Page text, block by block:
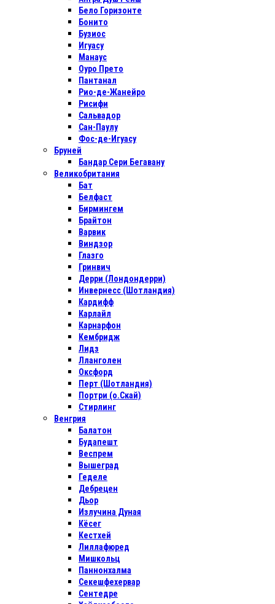
Бело Горизонте
Бонито
Бузиос
Игуасу
Манаус
Оуро Прето
Пантанал
Рио-де-Жанейро
Рисифи
Сальвадор
Сан-Паулу
Фос-де-Игуасу
Бруней
Бандар Сери Бегавану
Великобритания
Бат
Белфаст
Бирмингем
Брайтон
Варвик
Виндзор
Глазго
Гринвич
Дерри (Лондондерри)
Инвернесс (Шотландия)
Кардифф
Карлайл
Карнарфон
Кембридж
Лидз
Лланголен
Оксфорд
Перт (Шотландия)
Портри (о.Скай)
Стирлинг
Венгрия
Балатон
Будапешт
Веспрем
Вышеград
Геделе
Дебрецен
Дьор
Излучина Дуная
Кёсег
Кестхей
Лиллафюред
Мишкольц
Паннонхалма
Секешфехервар
Сентедре